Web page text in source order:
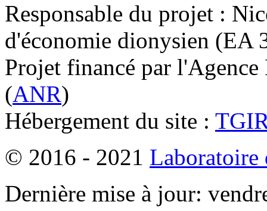
Responsable du projet :
d'économie dionysien
Projet financé par l'Agence
(ANR)
Hébergement du site :
© 2016 - 2021 Laboratoire
Dernière mise à jour: